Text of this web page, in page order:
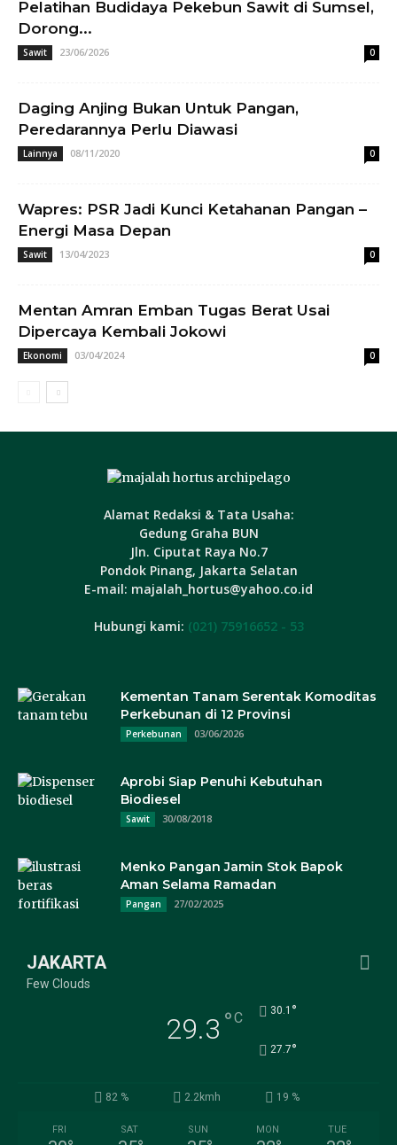
Pelatihan Budidaya Pekebun Sawit di Sumsel,
Dorong...
Sawit 23/06/2026 0
Daging Anjing Bukan Untuk Pangan,
Peredarannya Perlu Diawasi
Lainnya 08/11/2020 0
Wapres: PSR Jadi Kunci Ketahanan Pangan –
Energi Masa Depan
Sawit 13/04/2023 0
Mentan Amran Emban Tugas Berat Usai
Dipercaya Kembali Jokowi
Ekonomi 03/04/2024 0
Alamat Redaksi & Tata Usaha:
Gedung Graha BUN
Jln. Ciputat Raya No.7
Pondok Pinang, Jakarta Selatan
E-mail: majalah_hortus@yahoo.co.id
Hubungi kami: (021) 75916652 - 53
Kementan Tanam Serentak Komoditas
Perkebunan di 12 Provinsi
Perkebunan 03/06/2026
Aprobi Siap Penuhi Kebutuhan
Biodiesel
Sawit 30/08/2018
Menko Pangan Jamin Stok Bapok
Aman Selama Ramadan
Pangan 27/02/2025
JAKARTA
Few Clouds
29.3 °C 30.1 °
27.7°
82 % 2.2kmh 19 %
FRI SAT SUN MON TUE